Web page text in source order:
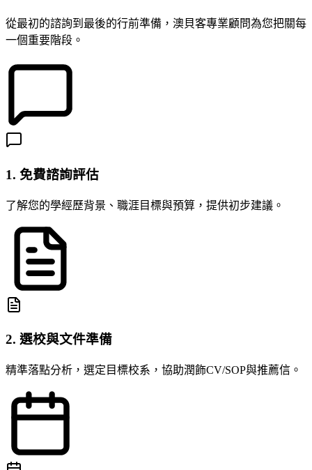
從最初的諮詢到最後的行前準備，澳貝客專業顧問為您把關每
一個重要階段。
1. 免費諮詢評估
了解您的學經歷背景、職涯目標與預算，提供初步建議。
2. 選校與文件準備
精準落點分析，選定目標校系，協助潤飾CV/SOP與推薦信。